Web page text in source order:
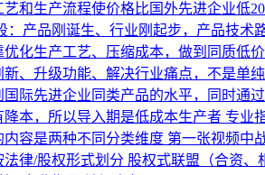
和生产流程使价格比国外先进企业低
：产品刚诞生、行业刚起步，产品技
化生产工艺、压缩成本，做到同质低
、升级功能、解决行业痛点，不是单
际先进企业同类产品的水平，同时通
本，所以导入期是低成本生产者 专业
容是两种不同分类维度 第一张视频
律/股权形式划分 股权式联盟（合资